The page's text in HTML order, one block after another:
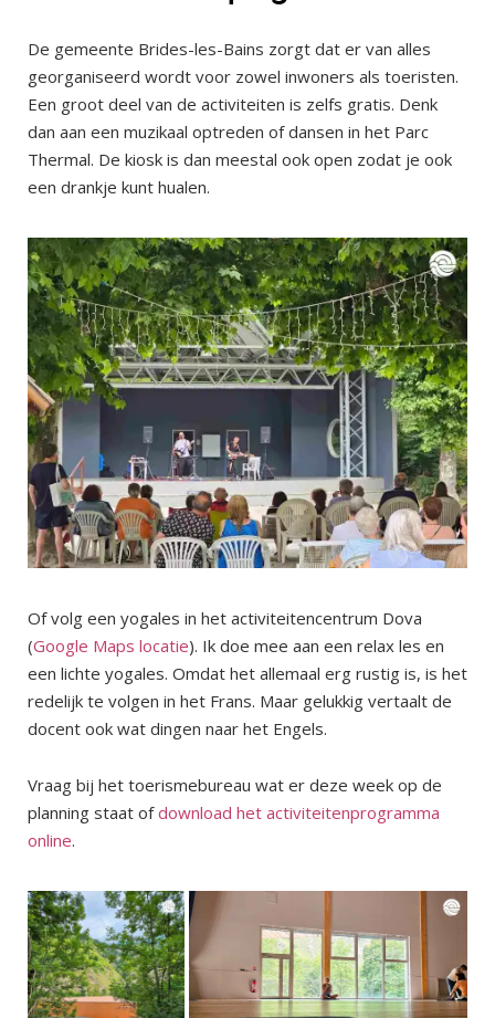
De gemeente Brides-les-Bains zorgt dat er van alles
georganiseerd wordt voor zowel inwoners als toeristen.
Een groot deel van de activiteiten is zelfs gratis. Denk
dan aan een muzikaal optreden of dansen in het Parc
Thermal. De kiosk is dan meestal ook open zodat je ook
een drankje kunt hualen.
Of volg een yogales in het activiteitencentrum Dova
(Google Maps locatie). Ik doe mee aan een relax les en
een lichte yogales. Omdat het allemaal erg rustig is, is het
redelijk te volgen in het Frans. Maar gelukkig vertaalt de
docent ook wat dingen naar het Engels.
Vraag bij het toerismebureau wat er deze week op de
planning staat ofdownload het activiteitenprogramma
online.